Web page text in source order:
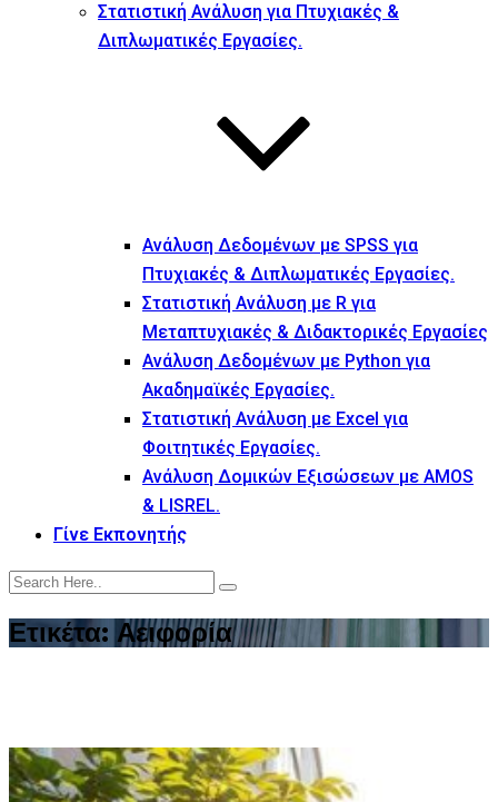
Στατιστική Ανάλυση για Πτυχιακές &
Διπλωματικές Εργασίες.
Ανάλυση Δεδομένων με SPSS για
Πτυχιακές & Διπλωματικές Εργασίες.
Στατιστική Ανάλυση με R για
Μεταπτυχιακές & Διδακτορικές Εργασίες
Ανάλυση Δεδομένων με Python για
Ακαδημαϊκές Εργασίες.
Στατιστική Ανάλυση με Excel για
Φοιτητικές Εργασίες.
Ανάλυση Δομικών Εξισώσεων με AMOS
& LISREL.
Γίνε Εκπονητής
Ετικέτα: Αειφορία